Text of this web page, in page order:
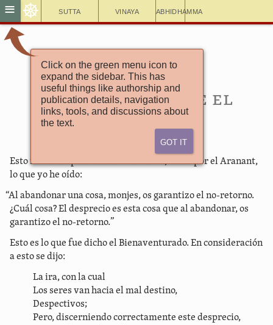
Sutta Vinaya Abhidhamma
≡ ☸
Click on the green menu icon to
expand the sidebar. This has
useful things like authorship and
publication details, navigation
links, tools, and discussions about
the text.
Got It
Esto fue dicho
Capítulo 1
5. Discurso sobre el
desprecio
Esto fue dicho por el Bienaventurado, dicho por el Aranant,
lo que yo he oído:
“Al abandonar una cosa, monjes, os garantizo el no-retorno.
¿Cuál cosa? El desprecio es esta cosa que al abandonar, os
garantizo el no-retorno.”
Esto es lo que fue dicho el Bienaventurado. En consideración
a esto se dijo:
La ira, con la cual
Los seres van hacia el mal destino,
Despectivos;
Pero, discerniendo correctamente este desprecio,